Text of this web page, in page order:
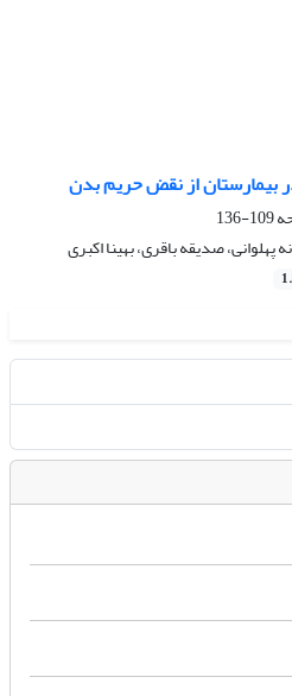
بیمارستان از نقض حریم بدن
109-136
صدیقه باقری، بهینا اکبری